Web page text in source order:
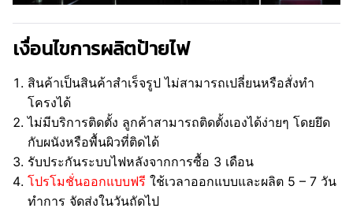
เงื่อนไขการผลิตป้ายไฟ
สินค้าเป็นสินค้าสำเร็จรูป ไม่สามารถเปลี่ยนหรือสั่งทำ
โครงได้
ไม่มีบริการติดตั้ง ลูกค้าสามารถติดตั้งเองได้ง่ายๆ โดยยึด
กับผนังหรือพื้นผิวที่ติดได้
รับประกันระบบไฟหลังจากการซื้อ 3 เดือน
โปรโมชั่นออกแบบฟรี ใช้เวลาออกแบบและผลิต 5 – 7 วัน
ทำการ จัดส่งในวันถัดไป